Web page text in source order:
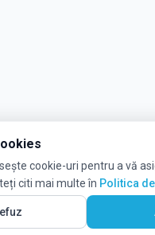
cookie-uri pentru a vă
citi mai multe în Politica